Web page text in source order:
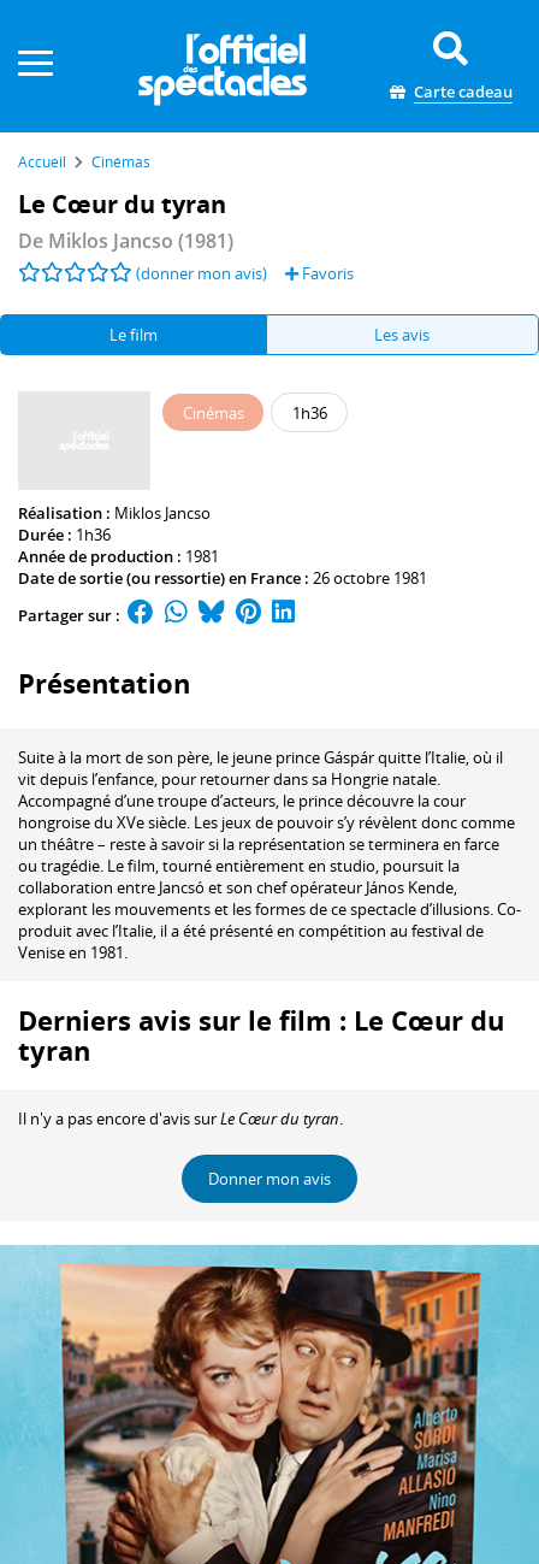
Carte cadeau
Accueil Cinémas
Le Cœur du tyran
De Miklos Jancso (1981)
(donner mon avis) Favoris
Le film Les avis
Cinémas 1h36
Réalisation : Miklos Jancso
Durée : 1h36
Année de production : 1981
Date de sortie (ou ressortie) en France : 26 octobre 1981
Partager sur :
Présentation
Suite à la mort de son père, le jeune prince Gáspár quitte l’Italie, où il
vit depuis l’enfance, pour retourner dans sa Hongrie natale.
Accompagné d’une troupe d’acteurs, le prince découvre la cour
hongroise du XVe siècle. Les jeux de pouvoir s’y révèlent donc comme
un théâtre – reste à savoir si la représentation se terminera en farce
ou tragédie. Le film, tourné entièrement en studio, poursuit la
collaboration entre Jancsó et son chef opérateur János Kende,
explorant les mouvements et les formes de ce spectacle d’illusions. Co-
produit avec l’Italie, il a été présenté en compétition au festival de
Venise en 1981.
Derniers avis sur le film : Le Cœur du
tyran
Il n'y a pas encore d'avis surLe Cœur du tyran.
Donner mon avis